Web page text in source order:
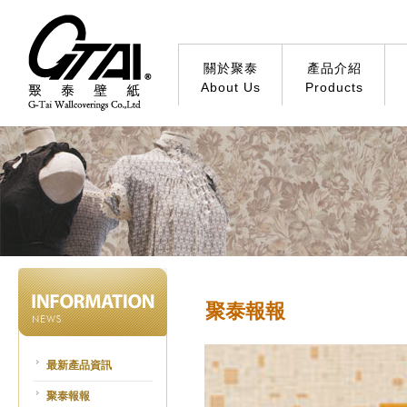
關於聚泰
About Us
產品介紹
Products
最新產品資訊
聚泰報報
聚泰報報